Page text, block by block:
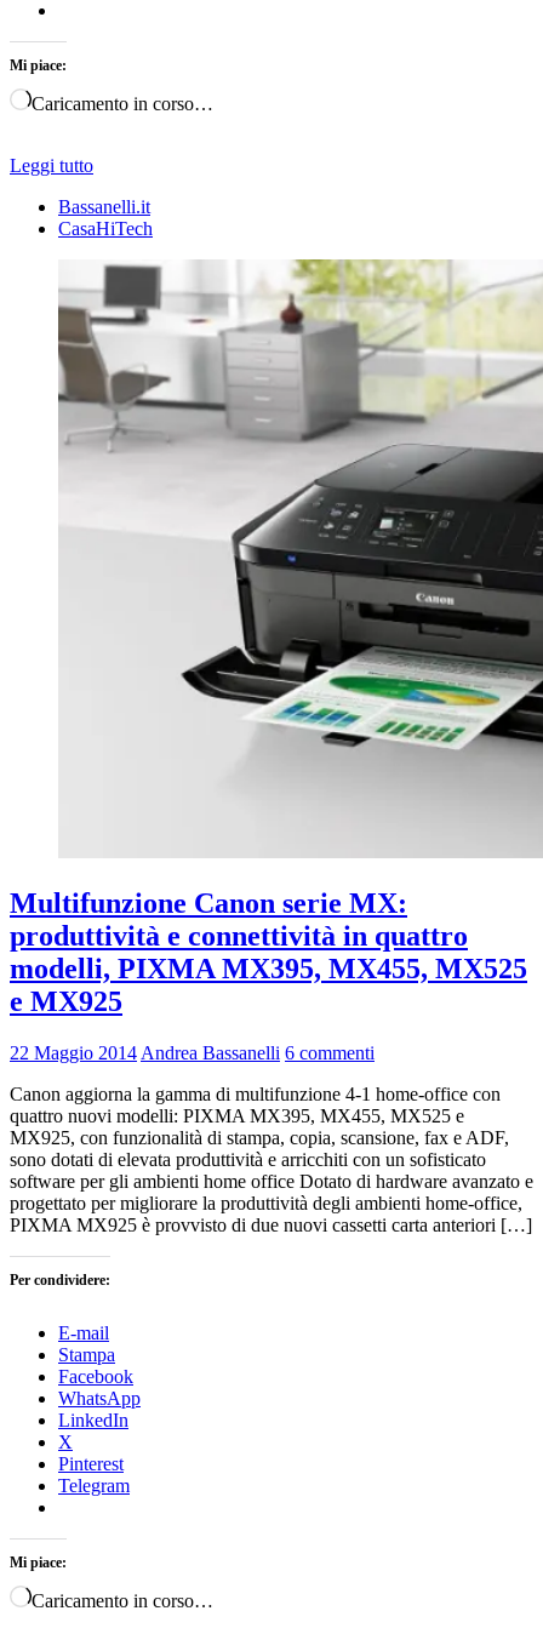
Mi piace:
Caricamento in corso…
Leggi tutto
Bassanelli.it
CasaHiTech
Multifunzione Canon serie MX:
produttività e connettività in quattro
modelli, PIXMA MX395, MX455, MX525
e MX925
22 Maggio 2014 Andrea Bassanelli 6 commenti
Canon aggiorna la gamma di multifunzione 4-1 home-office con
quattro nuovi modelli: PIXMA MX395, MX455, MX525 e
MX925, con funzionalità di stampa, copia, scansione, fax e ADF,
sono dotati di elevata produttività e arricchiti con un sofisticato
software per gli ambienti home office Dotato di hardware avanzato e
progettato per migliorare la produttività degli ambienti home-office,
PIXMA MX925 è provvisto di due nuovi cassetti carta anteriori […]
Per condividere:
E-mail
Stampa
Facebook
WhatsApp
LinkedIn
X
Pinterest
Telegram
Mi piace:
Caricamento in corso…